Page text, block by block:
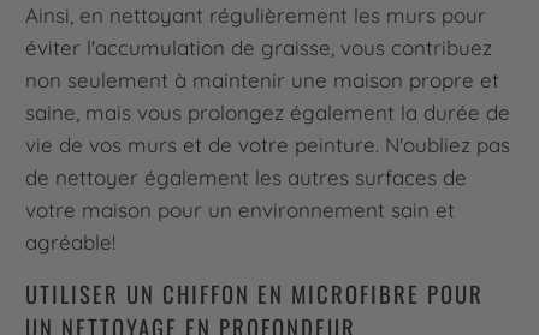
Ainsi, en nettoyant régulièrement les murs pour
éviter l'accumulation de graisse, vous contribuez
non seulement à maintenir une maison propre et
saine, mais vous prolongez également la durée de
vie de vos murs et de votre peinture. N'oubliez pas
de nettoyer également les autres surfaces de
votre maison pour un environnement sain et
agréable!
UTILISER UN CHIFFON EN MICROFIBRE POUR
UN NETTOYAGE EN PROFONDEUR